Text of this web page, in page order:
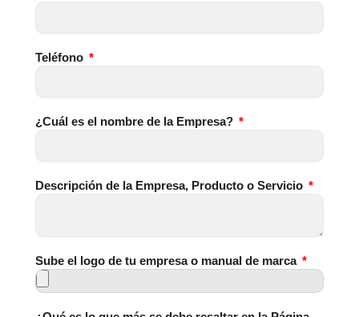
Teléfono
¿Cuál es el nombre de la Empresa?
Descripción de la Empresa, Producto o Servicio
Sube el logo de tu empresa o manual de marca